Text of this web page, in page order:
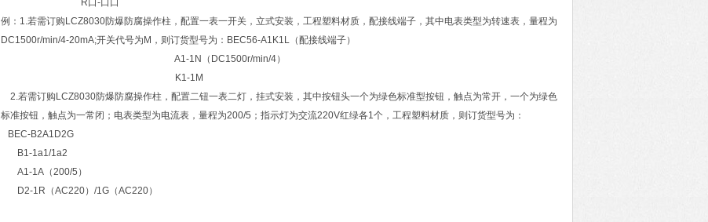
R口-口口
例：1.若需订购LCZ8030防爆防腐操作柱，配置一表一开关，立式安装，工程塑料材质，配接线端子，其中电表类型为转速表，量程为
DC1500r/min/4-20mA;开关代号为M，则订货型号为：BEC56-A1K1L（配接线端子）
A1-1N（DC1500r/min/4）
K1-1M
2.若需订购LCZ8030防爆防腐操作柱，配置二钮一表二灯，挂式安装，其中按钮头一个为绿色标准型按钮，触点为常开，一个为绿色
标准按钮，触点为一常闭；电表类型为电流表，量程为200/5；指示灯为交流220V红绿各1个，工程塑料材质，则订货型号为：
BEC-B2A1D2G
B1-1a1/1a2
A1-1A（200/5）
D2-1R（AC220）/1G（AC220）